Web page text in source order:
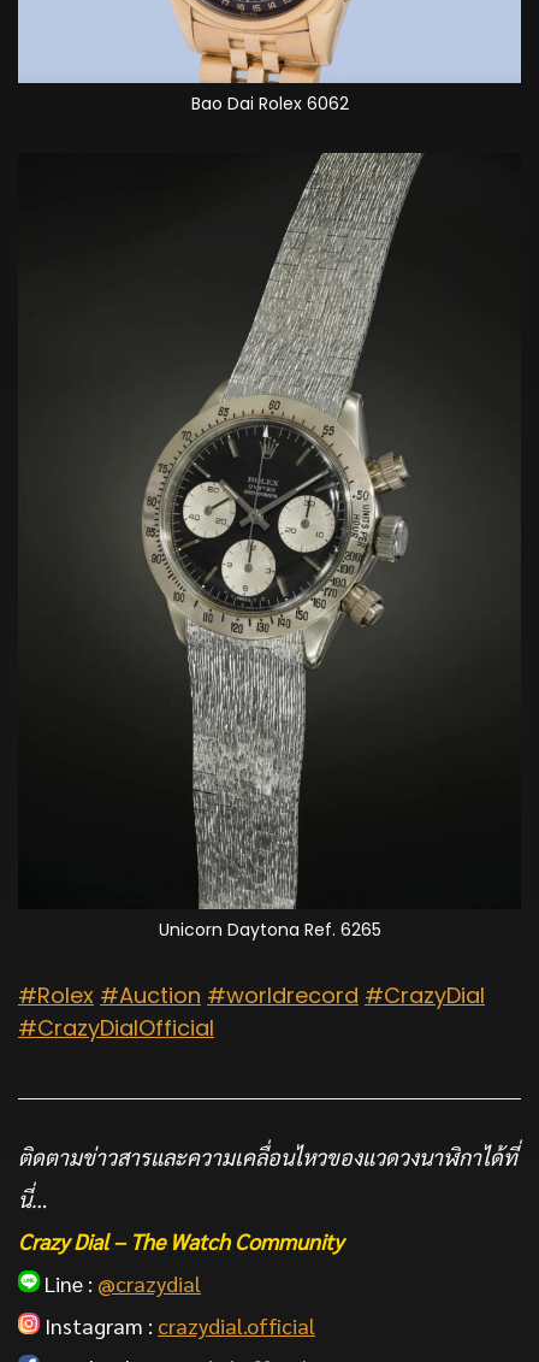
Bao Dai Rolex 6062
Unicorn Daytona Ref. 6265
#Rolex #Auction #worldrecord #CrazyDial
#CrazyDialOfficial
ติดตามข่าวสารและความเคลื่อนไหวของแวดวงนาฬิกาได้ที่
นี่…
Crazy Dial – The Watch Community
Line : @crazydial
Instagram : crazydial.official